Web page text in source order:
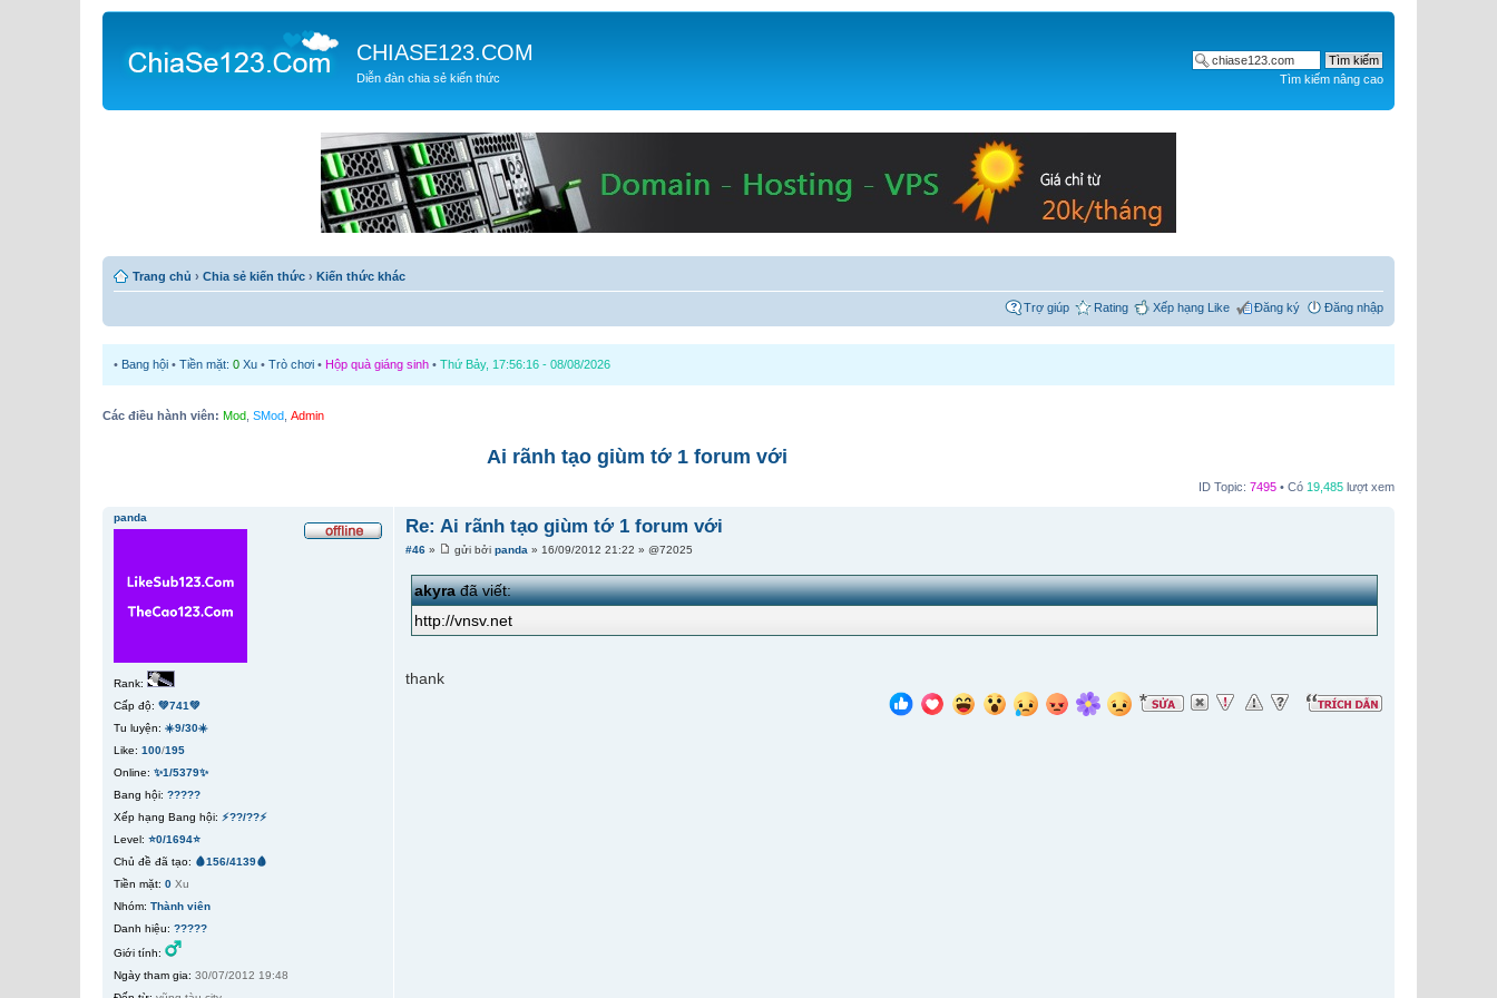
CHIASE123.COM
Diễn đàn chia sẻ kiến thức Tìm kiếm nâng cao
Trang chủ › Chia sẻ kiến thức › Kiến thức khác
Trợ giúp Rating Xếp hạng Like Đăng ký Đăng nhập
• Bang hội • Tiền mặt: 0 Xu • Trò chơi • Hộp quà giáng sinh • Thứ Bảy, 17:56:16 - 08/08/2026
Các điều hành viên: Mod SMod Admin
Ai rãnh tạo giùm tớ 1 forum với
ID Topic: 7495 • Có 19,485 lượt xem
Re: Ai rãnh tạo giùm tớ 1 forum với
#46 » gửi bởipanda » 16/09/2012 21:22 » @72025
akyrađã viết:
http://vnsv.net
thank
panda
Rank:
Cấp độ: 💚741💚
Tu luyện: ☀️9/30☀️
Like: 100/195
Online: ✨1/5379✨
Bang hội: ?????
Xếp hạng Bang hội: ⚡??/??⚡
Level: ⭐0/1694⭐
Chủ đề đã tạo: 🩸156/4139🩸
Tiền mặt: 0 Xu
Nhóm: Thành viên
Danh hiệu: ?????
Giới tính:
Ngày tham gia: 30/07/2012 19:48